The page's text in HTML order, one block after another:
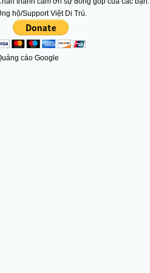
hộ/Support Việt Di Trú.
cáo Google